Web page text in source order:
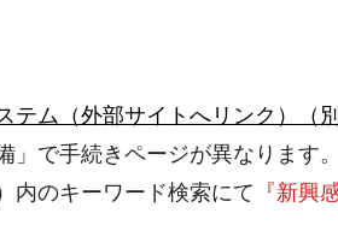
テム（外部サイトへリンク）（
で手続きページが異なります
内のキーワード検索にて 『新興